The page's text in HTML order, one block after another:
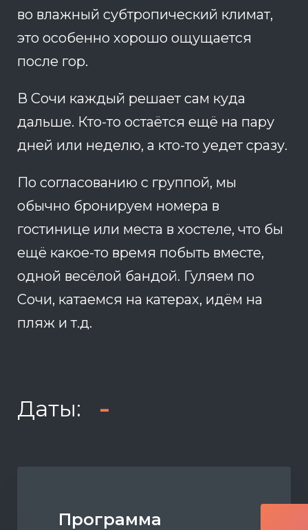
во влажный субтропический климат,
это особенно хорошо ощущается
после гор.
В Сочи каждый решает сам куда
дальше. Кто-то остаётся ещё на пару
дней или неделю, а кто-то уедет сразу.
По согласованию с группой, мы
обычно бронируем номера в
гостинице или места в хостеле, что бы
ещё какое-то время побыть вместе,
одной весёлой бандой. Гуляем по
Сочи, катаемся на катерах, идём на
пляж и т.д.
Даты: -
Программа